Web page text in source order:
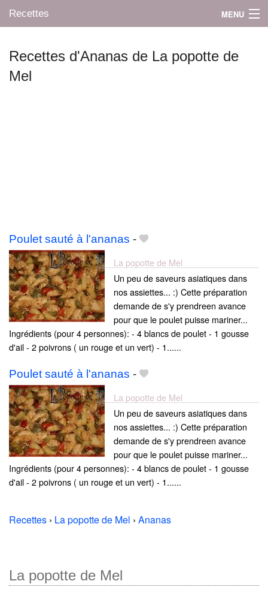
Recettes MENU
Mes blogs préférés
Recettes d'Ananas de La popotte de
Mel
Poulet sauté à l'ananas -
La popotte de Mel
Un peu de saveurs asiatiques dans
nos assiettes... :) Cette préparation
demande de s'y prendreen avance
pour que le poulet puisse mariner...
Ingrédients (pour 4 personnes): - 4 blancs de poulet - 1 gousse
d'ail - 2 poivrons ( un rouge et un vert) - 1......
Poulet sauté à l'ananas -
La popotte de Mel
Un peu de saveurs asiatiques dans
nos assiettes... :) Cette préparation
demande de s'y prendreen avance
pour que le poulet puisse mariner...
Ingrédients (pour 4 personnes): - 4 blancs de poulet - 1 gousse
d'ail - 2 poivrons ( un rouge et un vert) - 1......
Recettes › La popotte de Mel › Ananas
La popotte de Mel